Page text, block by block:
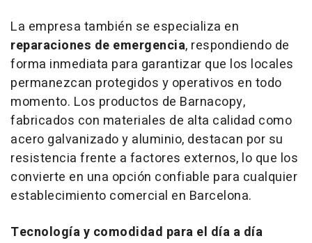
La empresa también se especializa en
reparaciones de emergencia, respondiendo de
forma inmediata para garantizar que los locales
permanezcan protegidos y operativos en todo
momento. Los productos de Barnacopy,
fabricados con materiales de alta calidad como
acero galvanizado y aluminio, destacan por su
resistencia frente a factores externos, lo que los
convierte en una opción confiable para cualquier
establecimiento comercial en Barcelona.
Tecnología y comodidad para el día a día